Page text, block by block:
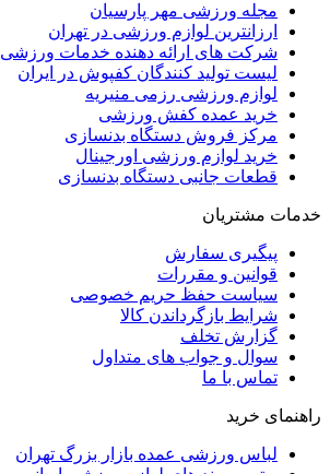
مجله ورزشی مهر پارسیان
ارزانترین لوازم ورزشی در تهران
شرکت های ارائه دهنده خدمات ورزشی
لیست تولید کنندگان کفپوش در ایران
لوازم ورزشی رزمی منیریه
خرید عمده کفش ورزشی
مرکز فروش دستگاه بدنسازی
خرید لوازم ورزشی اورجینال
قطعات جانبی دستگاه بدنسازی
خدمات مشتریان
پیگیری سفارش
قوانین و مقررات
سیاست حفظ حریم خصوصی
شرایط بازگرداندن کالا
گزارش تخلف
سوال و جواب های متداول
تماس با ما
راهنمای خرید
لباس ورزشی عمده بازار بزرگ تهران